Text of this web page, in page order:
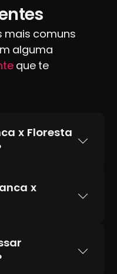
mais comuns
alguma
que te
x Floresta
x